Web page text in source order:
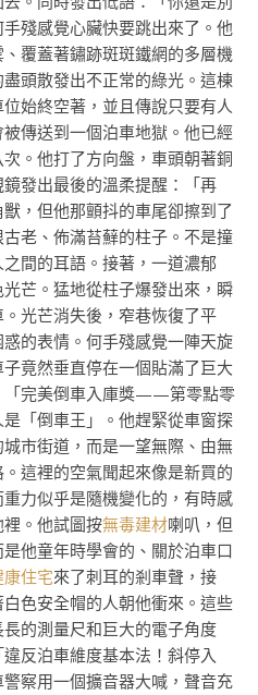
殘感覺心臟快要跳出來了。他
覆蓋著鏽跡斑斑鐵網的多層機
頭散發出不正常的綠光。這棟
始終空著，並且傳說只要有人
傳送到一個泊車地獄。他已經
。他打了方向盤，車頭朝著銅
發出最後的溫柔提醒：「再
，但他那顫抖的車尾卻擦到了
老、佈滿苔蘚的柱子。不是撞
間的耳語。接著，一道濃郁
芒。猛地從柱子爆發出來，瞬
光芒消失後，窄巷恢復了平
的表情。何手殘感覺一陣天旋
竟然垂直停在一個貼滿了巨大
「完美倒車入庫獎——第零點零
「倒車王」。他趕緊從車窗探
市街道，而是一望無際、由無
這裡的空氣聞起來像是新買的
力似乎是隨機變化的，有時感
。他試圖按無毒建材喇叭，但
他童年時學會的、關於泊車口
康住宅來了刺耳的剎車聲，接
色安全帽的人朝他衝來。這些
的測量尺和巨大的電子角度
反泊車維度基本法！斜停入
察用一個擴音器大喊，聲音充